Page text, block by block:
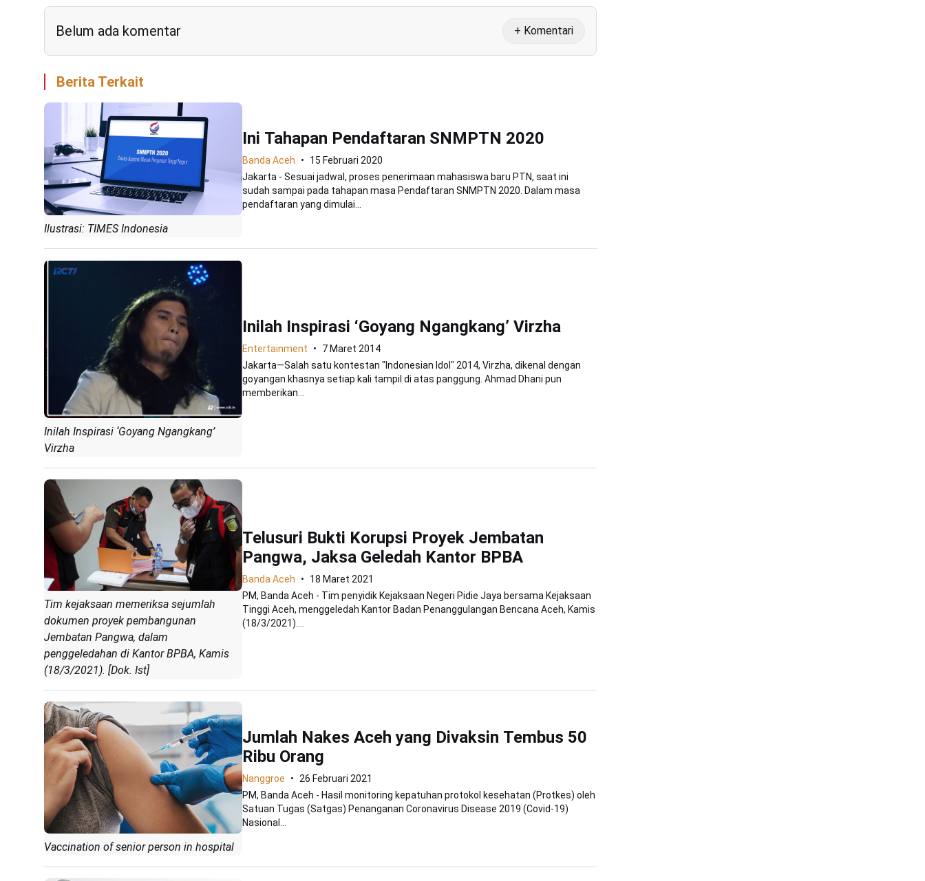
Belum ada komentar + Komentari
Berita Terkait
Ilustrasi: TIMES Indonesia
Ini Tahapan Pendaftaran SNMPTN 2020
Banda Aceh
15 Februari 2020
Jakarta - Sesuai jadwal, proses penerimaan mahasiswa baru PTN, saat ini
sudah sampai pada tahapan masa Pendaftaran SNMPTN 2020. Dalam masa
pendaftaran yang dimulai...
Inilah Inspirasi ‘Goyang Ngangkang’
Virzha
Inilah Inspirasi ‘Goyang Ngangkang’ Virzha
Entertainment
7 Maret 2014
Jakarta—Salah satu kontestan "Indonesian Idol" 2014, Virzha, dikenal dengan
goyangan khasnya setiap kali tampil di atas panggung. Ahmad Dhani pun
memberikan...
Tim kejaksaan memeriksa sejumlah
dokumen proyek pembangunan
Jembatan Pangwa, dalam
penggeledahan di Kantor BPBA, Kamis
(18/3/2021). [Dok. Ist]
Telusuri Bukti Korupsi Proyek Jembatan
Pangwa, Jaksa Geledah Kantor BPBA
Banda Aceh
18 Maret 2021
PM, Banda Aceh - Tim penyidik Kejaksaan Negeri Pidie Jaya bersama Kejaksaan
Tinggi Aceh, menggeledah Kantor Badan Penanggulangan Bencana Aceh, Kamis
(18/3/2021)....
Vaccination of senior person in hospital
Jumlah Nakes Aceh yang Divaksin Tembus 50
Ribu Orang
Nanggroe
26 Februari 2021
PM, Banda Aceh - Hasil monitoring kepatuhan protokol kesehatan (Protkes) oleh
Satuan Tugas (Satgas) Penanganan Coronavirus Disease 2019 (Covid-19)
Nasional...